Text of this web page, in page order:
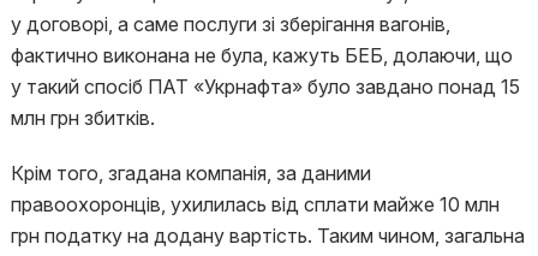
у договорі, а саме послуги зі зберігання вагонів,
фактично виконана не була, кажуть БЕБ, долаючи, що
у такий спосіб ПАТ «Укрнафта» було завдано понад 15
млн грн збитків.
Крім того, згадана компанія, за даними
правоохоронців, ухилилась від сплати майже 10 млн
грн податку на додану вартість. Таким чином, загальна